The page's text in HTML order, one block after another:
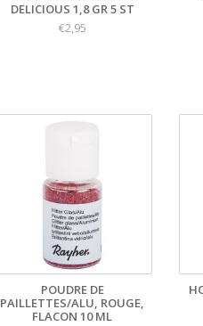
DELICIOUS 1,8 GR 5 ST
€2,95
POUDRE DE
PAILLETTES/ALU, ROUGE,
FLACON 10 ML